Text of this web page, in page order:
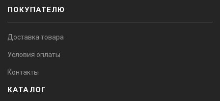
ПОКУПАТЕЛЮ
Доставка товара
Условия оплаты
Контакты
КАТАЛОГ